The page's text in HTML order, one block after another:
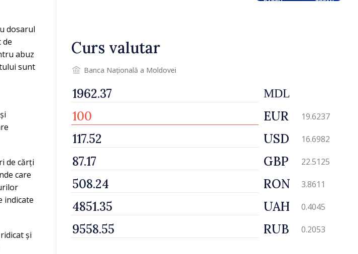
dosarul
de
abuz
sunt
de cărți
care
indicate
și
Curs valutar
Banca Națională a Moldovei
MDL
EUR 19.6237
USD 16.6982
GBP 22.5125
RON 3.8611
UAH 0.4045
RUB 0.2053